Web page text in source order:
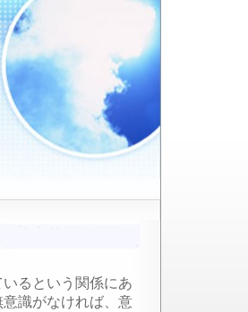
るという関係にあ
識がなければ、意